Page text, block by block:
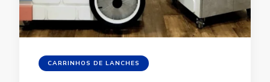
CARRINHOS DE LANCHES